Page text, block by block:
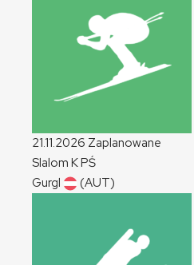
21.11.2026 Zaplanowane
Slalom KPŚ
Gurgl
(AUT)